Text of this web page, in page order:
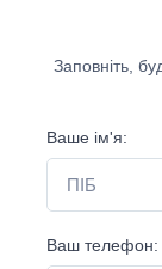
Заповніть,
Ваше ім'я:
Ваш телефон: